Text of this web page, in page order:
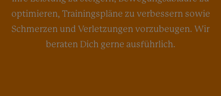
optimieren, Trainingspläne zu verbessern sowie
Schmerzen und Verletzungen vorzubeugen. Wir
beraten Dich gerne ausführlich.